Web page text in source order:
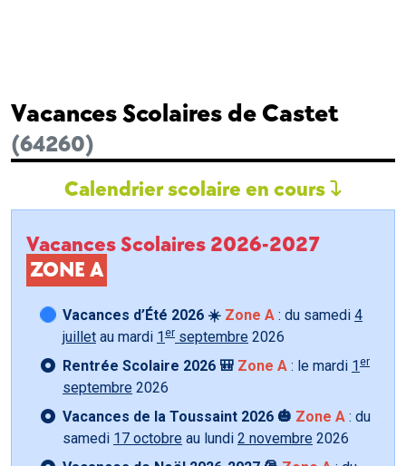
Vacances Scolaires de Castet
(64260)
Calendrier scolaire en cours
Vacances Scolaires 2026-2027
ZONE A
Vacances d’Été 2026 ☀️ Zone A : du samedi 4
juillet au mardi 1 er septembre 2026
Rentrée Scolaire 2026 🎒 Zone A : le mardi 1 er
septembre 2026
Vacances de la Toussaint 2026 🎃 Zone A : du
samedi 17 octobre au lundi 2 novembre 2026